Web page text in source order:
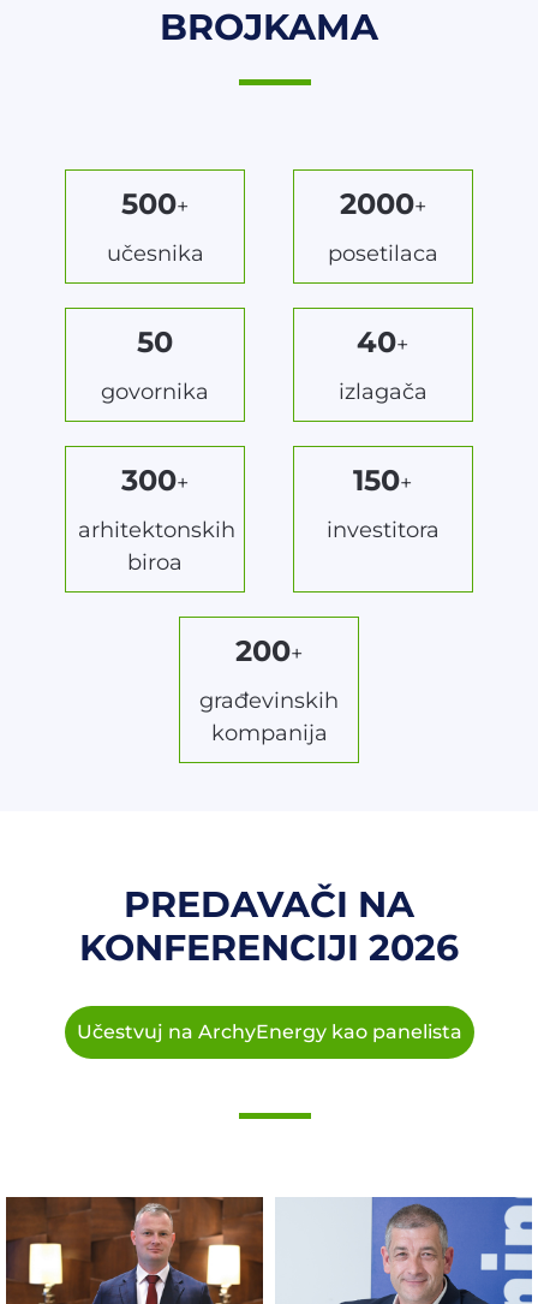
BROJKAMA
500+
učesnika
2000+
posetilaca
50
govornika
40+
izlagača
300+
arhitektonskih
biroa
150+
investitora
200+
građevinskih
kompanija
PREDAVAČI NA
KONFERENCIJI 2026
Učestvuj na ArchyEnergy kao panelista